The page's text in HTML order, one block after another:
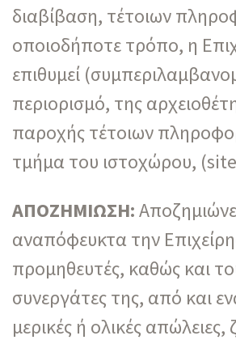
διαβίβαση, τέτοιων
οποιοδήποτε τρόπο, η
επιθυμεί
περιορισμό, της
παροχής τέτοιων
τμήμα του ιστοχώρου,
ΑΠΟΖΗΜΙΩΣΗ:
αναπόφευκτα την
προμηθευτές, καθώς και
συνεργάτες της, από και
μερικές ή ολικές απώλειες,